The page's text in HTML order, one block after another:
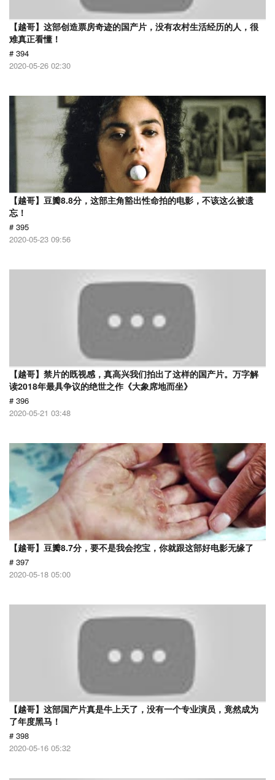
【越哥】这部创造票房奇迹的国产片，没有农村生活经历的人，很
难真正看懂！
# 394
2020-05-26 02:30
【越哥】豆瓣8.8分，这部主角豁出性命拍的电影，不该这么被遗
忘！
# 395
2020-05-23 09:56
【越哥】禁片的既视感，真高兴我们拍出了这样的国产片。万字解
读2018年最具争议的绝世之作《大象席地而坐》
# 396
2020-05-21 03:48
【越哥】豆瓣8.7分，要不是我会挖宝，你就跟这部好电影无缘了
# 397
2020-05-18 05:00
【越哥】这部国产片真是牛上天了，没有一个专业演员，竟然成为
了年度黑马！
# 398
2020-05-16 05:32